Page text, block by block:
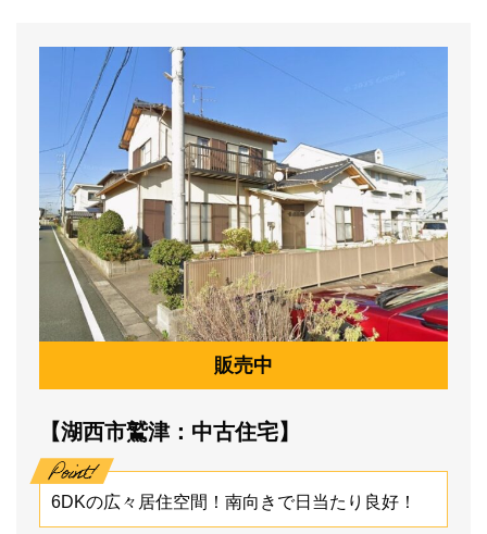
販売中
【湖西市鷲津：中古住宅】
6DKの広々居住空間！南向きで日当たり良好！